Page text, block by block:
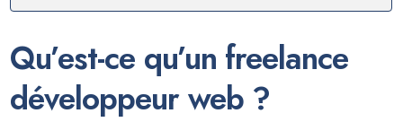
Qu’est-ce qu’un freelance
développeur web ?